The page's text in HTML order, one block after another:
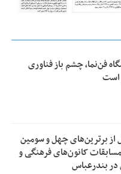
فن‌نما، چشم باز فناوری
است
از بر‌ترین‌های چهل و سومین
کانون‌های فرهنگی و
بندرعباس